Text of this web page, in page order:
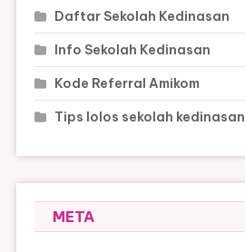
Daftar Sekolah Kedinasan
Info Sekolah Kedinasan
Kode Referral Amikom
Tips lolos sekolah kedinasan
META